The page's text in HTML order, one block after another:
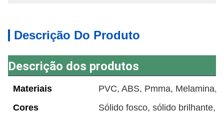
Descrição Do Produto
Descrição dos produtos
Materiais
PVC, ABS, Pmma, Melamina,
Cores
Sólido fosco, sólido brilhante,